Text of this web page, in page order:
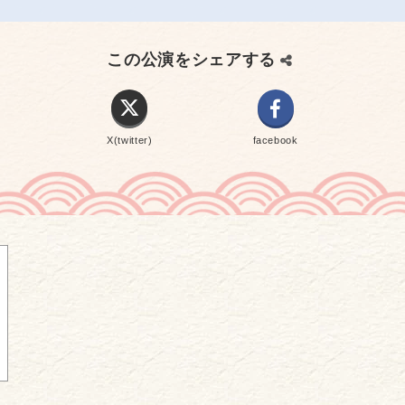
この公演をシェアする
X(twitter) facebook